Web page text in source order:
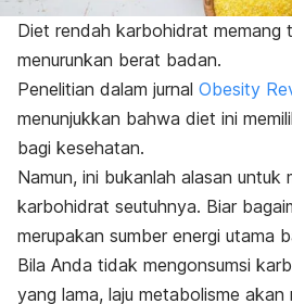
Diet rendah karbohidrat memang
menurunkan berat badan.
Penelitian dalam jurnal Obesity
menunjukkan bahwa diet ini
bagi kesehatan.
Namun, ini bukanlah alasan untuk
karbohidrat seutuhnya. Biar
merupakan sumber energi utama
Bila Anda tidak mengonsumsi
yang lama, laju metabolisme